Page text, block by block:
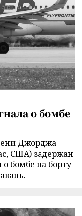
о бомбе
Джорджа
США) задержан
бомбе на борту